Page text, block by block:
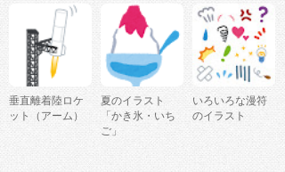
垂直離着陸ロケ
ット（アーム）
夏のイラスト
「かき氷・いち
ご」
いろいろな漫符
のイラスト